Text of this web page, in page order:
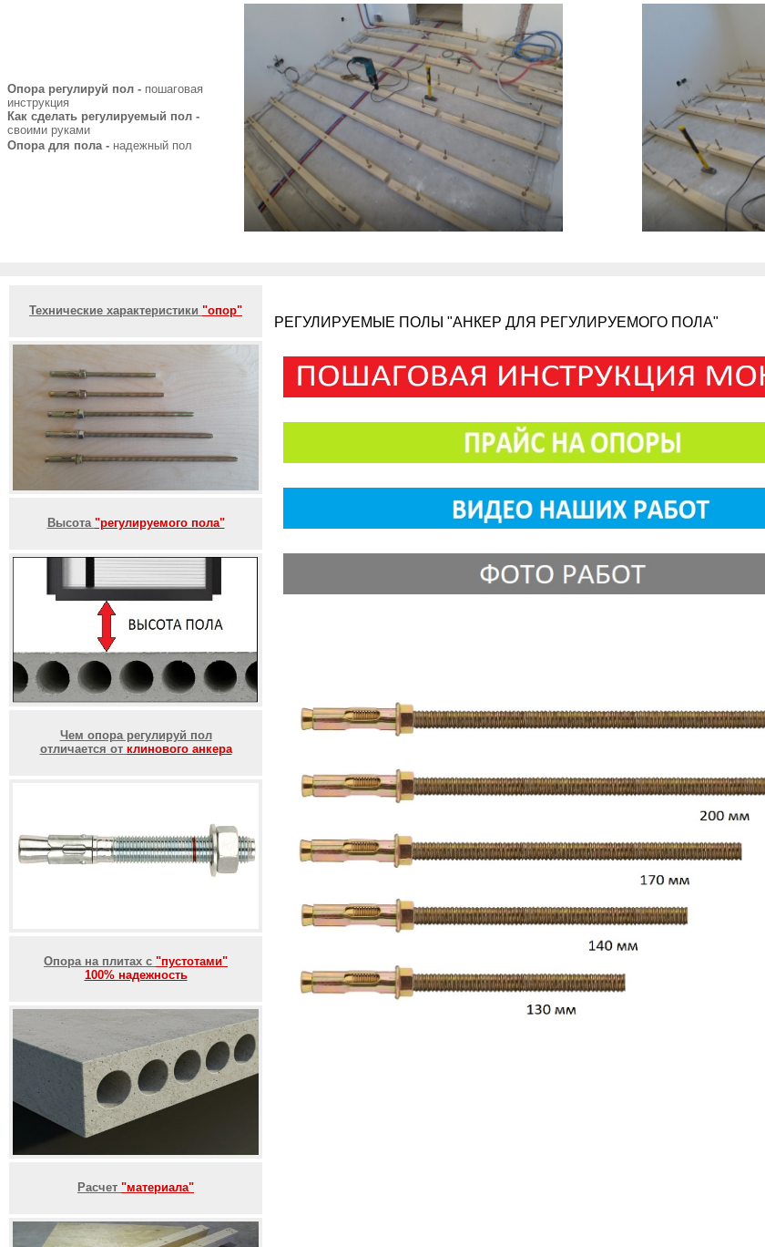
Опора регулируй пол - пошаговая
инструкция
Как сделать регулируемый пол -
своими руками
Опора для пола - надежный пол
Технические характеристики "опор"
Высота "регулируемого пола"
Чем опора регулируй пол
отличается от клинового анкера
Опора на плитах с "пустотами"
100% надежность
Расчет "материала"
РЕГУЛИРУЕМЫЕ ПОЛЫ "АНКЕР ДЛЯ РЕГУЛИРУЕМОГО ПОЛА"